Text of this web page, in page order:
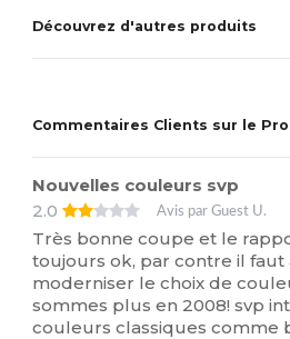
Découvrez d'autres produits
Commentaires Clients sur le
Nouvelles couleurs svp
2.0
Avis par Guest U.
Très bonne coupe et le
toujours ok, par contre il
moderniser le choix de
sommes plus en 2008! svp
couleurs classiques comme